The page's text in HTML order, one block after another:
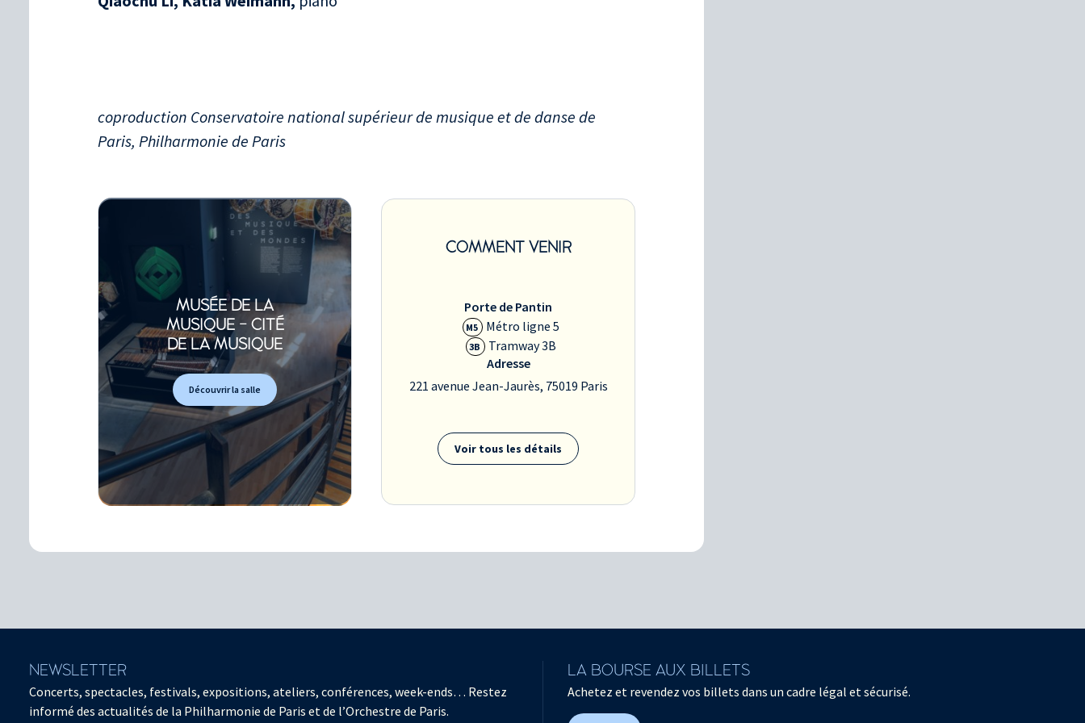
coproduction Conservatoire national supérieur de musique et de danse de
Paris, Philharmonie de Paris
MUSÉE DE LA
MUSIQUE - CITÉ
DE LA MUSIQUE
Découvrir la salle
COMMENT VENIR
Porte de Pantin
M5 Métro ligne 5
3B
Tramway 3B
Adresse
221 avenue Jean-Jaurès, 75019 Paris
Voir tous les détails
NEWSLETTER
Concerts, spectacles, festivals, expositions, ateliers, conférences, week-ends… Restez
informé des actualités de la Philharmonie de Paris et de l’Orchestre de Paris.
LA BOURSE AUX BILLETS
Achetez et revendez vos billets dans un cadre légal et sécurisé.